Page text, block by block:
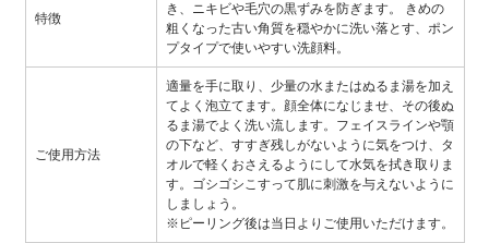
特徴
き、ニキビや毛穴の黒ずみを防ぎます。 きめの
粗くなった古い角質を穏やかに洗い落とす、ポン
プタイプで使いやすい洗顔料。
ご使用方法
適量を手に取り、少量の水またはぬるま湯を加え
てよく泡立てます。顔全体になじませ、その後ぬ
るま湯でよく洗い流します。フェイスラインや顎
の下など、すすぎ残しがないように気をつけ、タ
オルで軽くおさえるようにして水気を拭き取りま
す。ゴシゴシこすって肌に刺激を与えないように
しましょう。
※ピーリング後は当日よりご使用いただけます。